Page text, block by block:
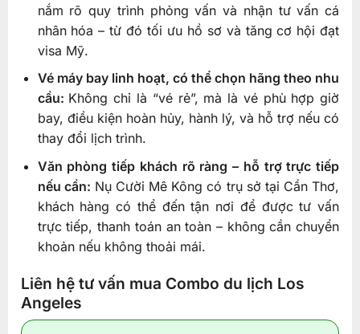
nắm rõ quy trình phỏng vấn và nhận tư vấn cá
nhân hóa – từ đó tối ưu hồ sơ và tăng cơ hội đạt
visa Mỹ.
Vé máy bay linh hoạt, có thể chọn hãng theo nhu
cầu: Không chỉ là “vé rẻ”, mà là vé phù hợp giờ
bay, điều kiện hoàn hủy, hành lý, và hỗ trợ nếu có
thay đổi lịch trình.
Văn phòng tiếp khách rõ ràng – hỗ trợ trực tiếp
nếu cần: Nụ Cười Mê Kông có trụ sở tại Cần Thơ,
khách hàng có thể đến tận nơi để được tư vấn
trực tiếp, thanh toán an toàn – không cần chuyển
khoản nếu không thoải mái.
Liên hệ tư vấn mua Combo du lịch Los
Angeles